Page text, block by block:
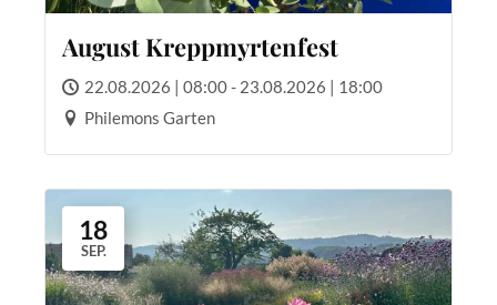
August Kreppmyrtenfest
22.08.2026 | 08:00 - 23.08.2026 | 18:00
Philemons Garten
18
SEP.